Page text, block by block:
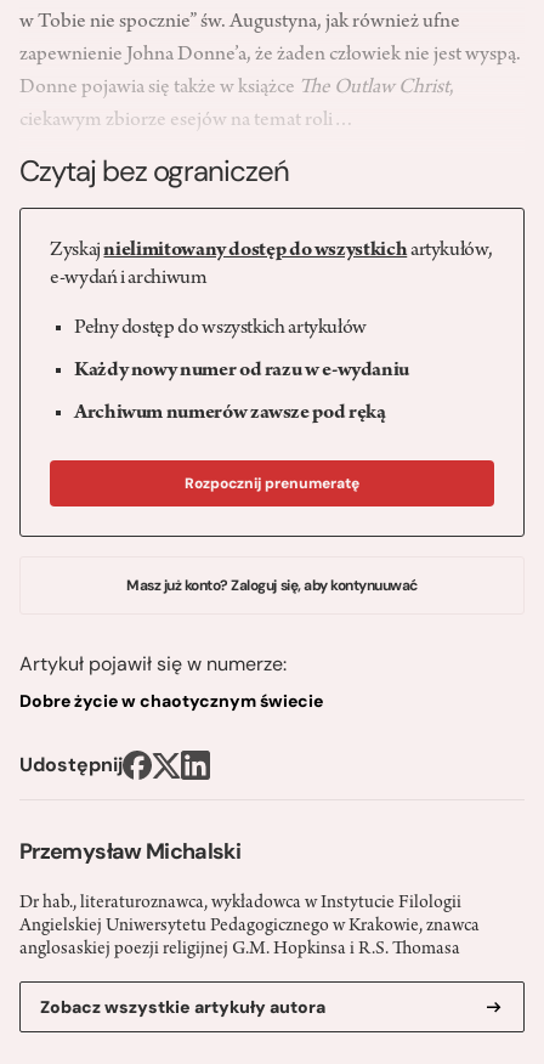
Przemysław Michalski
Dr hab., literaturoznawca, wykładowca w Instytucie Filologii
Angielskiej Uniwersytetu Pedagogicznego w Krakowie, znawca
anglosaskiej poezji religijnej G.M. Hopkinsa i R.S. Thomasa
Zobacz wszystkie artykuły autora
w Tobie nie spocznie” św. Augustyna, jak również ufne
zapewnienie Johna Donne’a, że żaden człowiek nie jest wyspą.
Donne pojawia się także w książce The Outlaw Christ,
ciekawym zbiorze esejów na temat roli…
Czytaj bez ograniczeń
Zyskajnielimitowany dostęp do wszystkichartykułów,
e-wydań i archiwum
Pełny dostęp do wszystkich artykułów
Każdy nowy numer od razu w e-wydaniu
Archiwum numerów zawsze pod ręką
Rozpocznij prenumeratę
Masz już konto? Zaloguj się, aby kontynuuwać
Artykuł pojawił się w numerze:
Dobre życie w chaotycznym świecie
Udostępnij